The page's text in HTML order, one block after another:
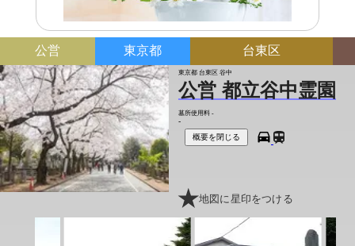
公営 東京都 台東区
東京都 台東区 谷中
公営 都立谷中霊園
墓所使用料 -
-
概要を閉じる
地図に星印をつける